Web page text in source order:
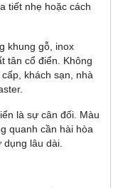
tiết nhẹ hoặc cách
khung gỗ, inox
tân cổ điển. Không
khách sạn, nhà
là sự cân đối. Màu
quanh cần hài hòa
lâu dài.